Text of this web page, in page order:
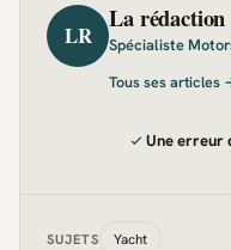
LR
La rédaction
Spécialiste
Tous ses articles
Une erreur
SUJETS Yacht